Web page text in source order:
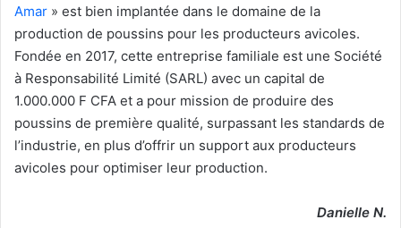
Amar » est bien implantée dans le domaine de la
production de poussins pour les producteurs avicoles.
Fondée en 2017, cette entreprise familiale est une Société
à Responsabilité Limité (SARL) avec un capital de
1.000.000 F CFA et a pour mission de produire des
poussins de première qualité, surpassant les standards de
l’industrie, en plus d’offrir un support aux producteurs
avicoles pour optimiser leur production.
Danielle N.